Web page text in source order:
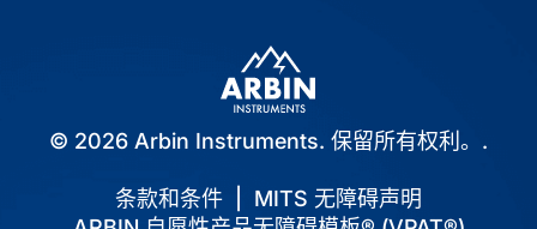
© 2026 Arbin Instruments. 保留所有权利。.
条款和条件
MITS 无障碍声明